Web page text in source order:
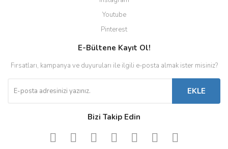
Youtube
Pinterest
E-Bültene Kayıt Ol!
Fırsatları, kampanya ve duyuruları ile ilgili e-posta almak ister misiniz?
EKLE
Bizi Takip Edin